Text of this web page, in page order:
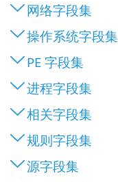
网络字段集
操作系统字段集
PE 字段集
进程字段集
相关字段集
规则字段集
源字段集